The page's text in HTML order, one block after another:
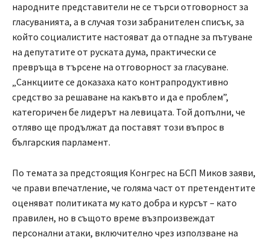
народните представители не се търси отговорност за
гласуванията, а в случая този забранителен списък, за
който социалистите настояват да отпадне за пътуване
на депутатите от руската дума, практически се
превръща в търсене на отговорност за гласуване.
„Санкциите се доказаха като контрапродуктивно
средство за решаване на какъвто и да е проблем”,
категоричен бе лидерът на левицата. Той допълни, че
отляво ще продължат да поставят този въпрос в
българския парламент.
По темата за предстоящия Конгрес на БСП Миков заяви,
че прави впечатление, че голяма част от претендентите
оценяват политиката му като добра и курсът – като
правилен, но в същото време възпроизвеждат
персонални атаки, включително чрез използване на